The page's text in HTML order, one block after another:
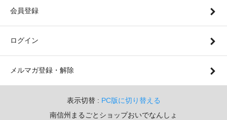
会員登録
ログイン
メルマガ登録・解除
表示切替 : PC版に切り替える
南信州まるごとショップおいでなんしょ